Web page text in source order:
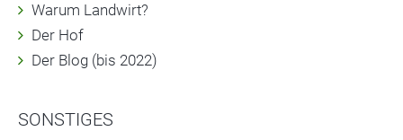
Warum Landwirt?
Der Hof
Der Blog (bis 2022)
SONSTIGES